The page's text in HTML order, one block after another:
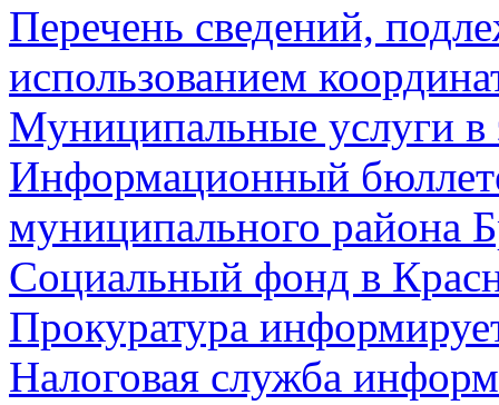
Перечень сведений,
использованием
Муниципальные услуги в
Информационный
муниципального района
Социальный фонд в
Прокуратура
Налоговая служба